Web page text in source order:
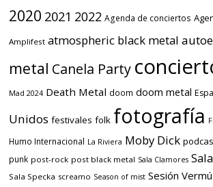
2020 2021 2022 Agenda de conciertos
Amplifest atmospheric black metal
metal Canela Party
Mad 2024 Death Metal doom doom metal
Unidos festivales folk fotografía
Humo Internacional La Riviera Moby Dick
punk post-rock post black metal Sala Clamores
Sala Specka screamo Season of mist Sesión Vermú